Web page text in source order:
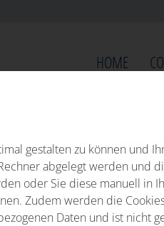
HOME
gestalten zu können und
abgelegt werden und
oder Sie diese manuell in
Zudem werden die
Daten und ist nicht